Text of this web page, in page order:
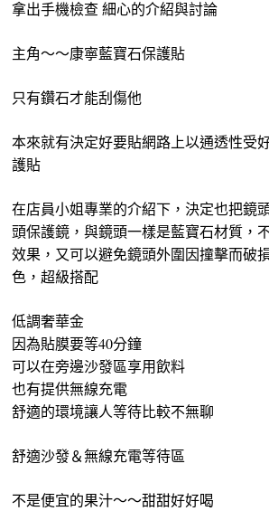
拿出手機檢查 細心的介紹與討論
主角～～康寧藍寶石保護貼
只有鑽石才能刮傷他
本來就有決定好要貼網路上以通透性受
護貼
在店員小姐專業的介紹下，決定也把鏡
頭保護鏡，與鏡頭一樣是藍寶石材質，
效果，又可以避免鏡頭外圍因撞擊而破
色，超級搭配
低調奢華金
因為貼膜要等40分鐘
可以在旁邊沙發區享用飲料
也有提供無線充電
舒適的環境讓人等待比較不無聊
舒適沙發＆無線充電等待區
不是便宜的果汁～～甜甜好好喝